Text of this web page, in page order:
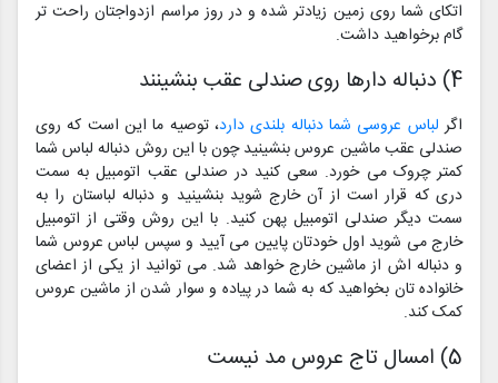
اتکای شما روی زمین زیادتر شده و در روز مراسم ازدواجتان راحت تر
گام برخواهید داشت.
4) دنباله دارها روی صندلی عقب بنشینند
اگر لباس عروسی شما دنباله بلندی دارد، توصیه ما این است که روی
صندلی عقب ماشین عروس بنشینید چون با این روش دنباله لباس شما
کمتر چروک می خورد. سعی کنید در صندلی عقب اتومبیل به سمت
دری که قرار است از آن خارج شوید بنشینید و دنباله لباستان را به
سمت دیگر صندلی اتومبیل پهن کنید. با این روش وقتی از اتومبیل
خارج می شوید اول خودتان پایین می آیید و سپس لباس عروس شما
و دنباله اش از ماشین خارج خواهد شد. می توانید از یکی از اعضای
خانواده تان بخواهید که به شما در پیاده و سوار شدن از ماشین عروس
کمک کند.
5) امسال تاج عروس مد نیست